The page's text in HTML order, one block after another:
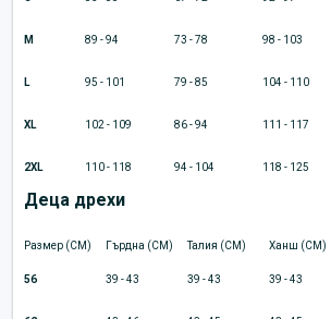
M 89 - 94 73 - 78 98 - 103
L 95 - 101 79 - 85 104 - 110
XL 102 - 109 86 - 94 111 - 117
2XL 110 - 118 94 - 104 118 - 125
Деца дрехи
Размер (CM) Гърдна (CM) Талия (CM) Ханш (CM)
56 39 - 43 39 - 43 39 - 43